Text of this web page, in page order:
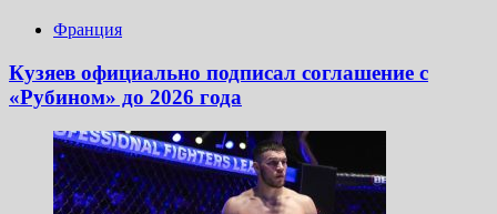
Франция
Кузяев официально подписал соглашение с
«Рубином» до 2026 года